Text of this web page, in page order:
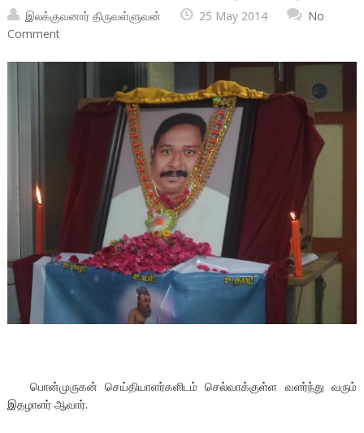
இலக்குவனார் திருவள்ளுவன் 25 May 2014
No
Comment
பொன்முருகன் செய்தியாளர்களிடம் செல்வாக்குள்ள வளர்ந்து வரும்
இதழாளர் ஆவார்.